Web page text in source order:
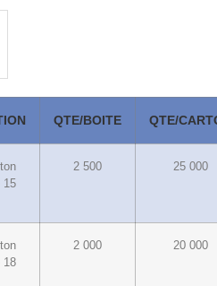
QTE/BOITE QTE/
15
2 500 25 000
18
2 000 20 000